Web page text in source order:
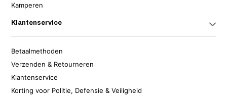
Kamperen
Klantenservice
Betaalmethoden
Verzenden & Retourneren
Klantenservice
Korting voor Politie, Defensie & Veiligheid